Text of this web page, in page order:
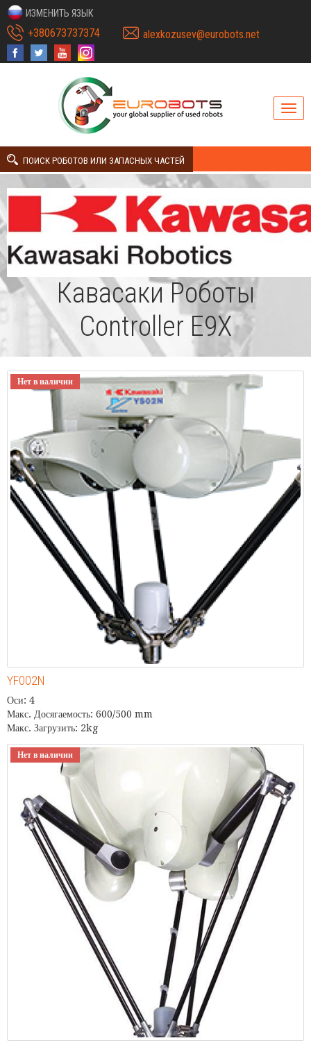
ИЗМЕНИТЬ ЯЗЫК
+380673737374 alexkozusev@eurobots.net
ПОИСК РОБОТОВ ИЛИ ЗАПАСНЫХ ЧАСТЕЙ
Кавасаки Роботы
Controller E9X
Нет в наличии
YF002N
Оси: 4
Макс. Досягаемость: 600/500 mm
Макс. Загрузить: 2kg
Нет в наличии